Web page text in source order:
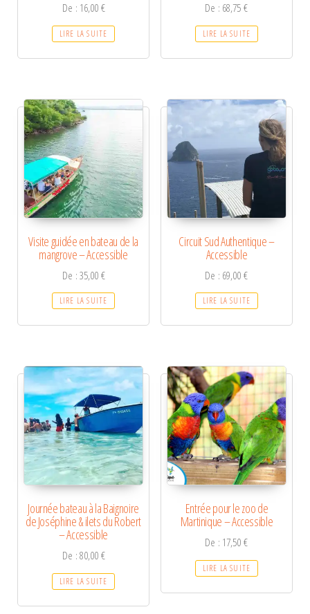
De : 16,00€
LIRE LA SUITE
De : 68,75€
LIRE LA SUITE
Visite guidée en bateau de la
mangrove – Accessible
De :35,00€
LIRE LA SUITE
Circuit Sud Authentique –
Accessible
De : 69,00€
LIRE LA SUITE
Journée bateau à la Baignoire
de Joséphine & ilets du Robert
– Accessible
De :80,00€
LIRE LA SUITE
Entrée pour le zoo de
Martinique – Accessible
De : 17,50€
LIRE LA SUITE